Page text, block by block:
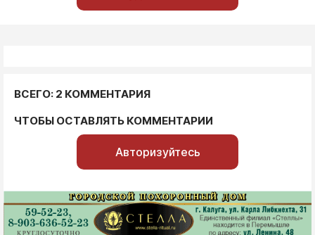
ВСЕГО: 2 КОММЕНТАРИЯ
ЧТОБЫ ОСТАВЛЯТЬ КОММЕНТАРИИ
Авторизуйтесь